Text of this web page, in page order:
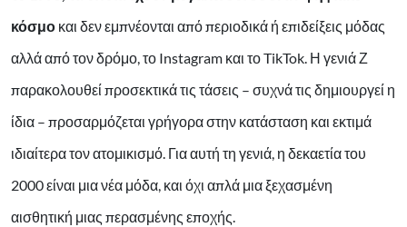
κόσμο και δεν εμπνέονται από περιοδικά ή επιδείξεις μόδας
αλλά από τον δρόμο, το Instagram και το TikTok. Η γενιά Ζ
παρακολουθεί προσεκτικά τις τάσεις – συχνά τις δημιουργεί η
ίδια – προσαρμόζεται γρήγορα στην κατάσταση και εκτιμά
ιδιαίτερα τον ατομικισμό. Για αυτή τη γενιά, η δεκαετία του
2000 είναι μια νέα μόδα, και όχι απλά μια ξεχασμένη
αισθητική μιας περασμένης εποχής.